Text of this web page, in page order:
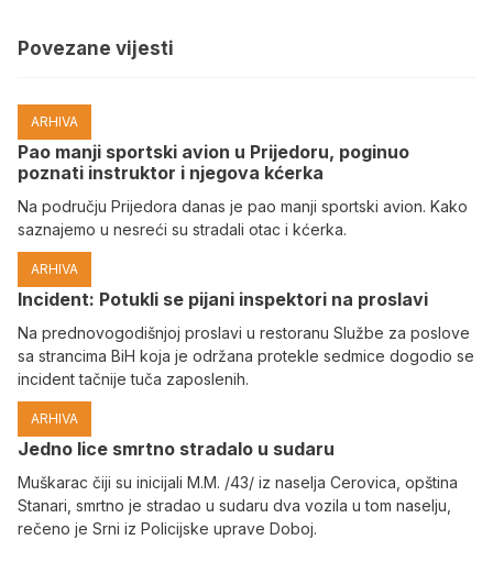
Povezane vijesti
ARHIVA
Pao manji sportski avion u Prijedoru, poginuo
poznati instruktor i njegova kćerka
Na području Prijedora danas je pao manji sportski avion. Kako
saznajemo u nesreći su stradali otac i kćerka.
ARHIVA
Incident: Potukli se pijani inspektori na proslavi
Na prednovogodišnjoj proslavi u restoranu Službe za poslove
sa strancima BiH koja je održana protekle sedmice dogodio se
incident tačnije tuča zaposlenih.
ARHIVA
Јedno lice smrtno stradalo u sudaru
Muškarac čiji su inicijali M.M. /43/ iz naselja Cerovica, opština
Stanari, smrtno je stradao u sudaru dva vozila u tom naselju,
rečeno je Srni iz Policijske uprave Doboj.